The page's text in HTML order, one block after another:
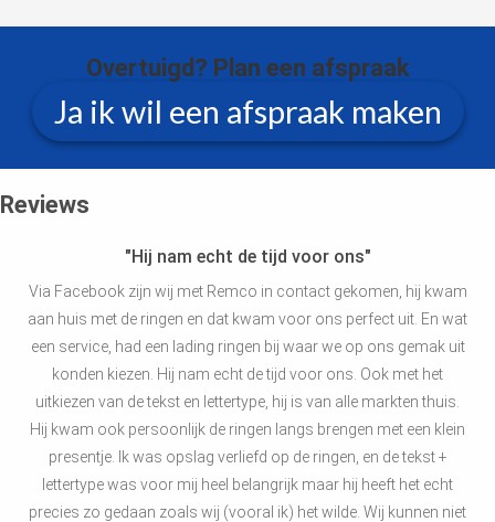
Overtuigd? Plan een afspraak
Ja ik wil een afspraak maken
Reviews
"Hij nam echt de tijd voor ons"
Via Facebook zijn wij met Remco in contact gekomen, hij kwam
aan huis met de ringen en dat kwam voor ons perfect uit. En wat
een service, had een lading ringen bij waar we op ons gemak uit
konden kiezen. Hij nam echt de tijd voor ons. Ook met het
uitkiezen van de tekst en lettertype, hij is van alle markten thuis.
Hij kwam ook persoonlijk de ringen langs brengen met een klein
presentje. Ik was opslag verliefd op de ringen, en de tekst +
lettertype was voor mij heel belangrijk maar hij heeft het echt
precies zo gedaan zoals wij (vooral ik) het wilde. Wij kunnen niet